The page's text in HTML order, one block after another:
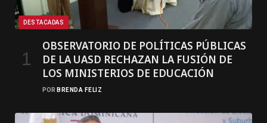
DESTACADAS
OBSERVATORIO DE POLÍTICAS PÚBLICAS
DE LA UASD RECHAZAN LA FUSIÓN DE
LOS MINISTERIOS DE EDUCACIÓN
POR BRENDA FELIZ